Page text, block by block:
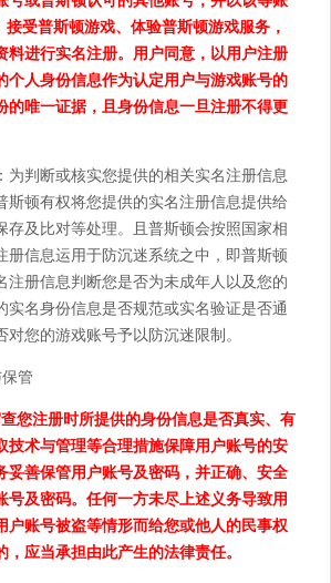
接受普斯顿游戏、体验普斯顿游戏服务，
料进行实名注册。用户同意，以用户注册
个人身份信息作为认定用户与游戏账号的
的唯一证据，且身份信息一旦注册不得更
为判断或核实您提供的相关实名注册信息
斯顿有权将您提供的实名注册信息提供给
存及比对等处理。且普斯顿会按照国家相
册信息运用于防沉迷系统之中，即普斯顿
注册信息判断您是否为未成年人以及您的
实名身份信息是否规范或实名验证是否通
您的游戏账号予以防沉迷限制。
管
查您注册时所提供的身份信息是否真实、有
技术与管理等合理措施保障用户账号的安
妥善保管用户账号及密码，并正确、安全
号及密码。任何一方未尽上述义务导致用
户账号被盗等情形而给您或他人的民事权
应当承担由此产生的法律责任。